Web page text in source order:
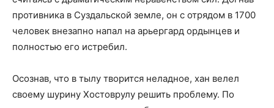
противника в Суздальской земле, он с отрядом в 1700
человек внезапно напал на арьергард ордынцев и
полностью его истребил.
Осознав, что в тылу творится неладное, хан велел
своему шурину Хостоврулу решить проблему. По